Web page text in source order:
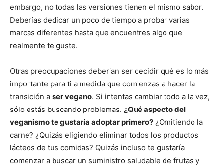
embargo, no todas las versiones tienen el mismo sabor.
Deberías dedicar un poco de tiempo a probar varias
marcas diferentes hasta que encuentres algo que
realmente te guste.
Otras preocupaciones deberían ser decidir qué es lo más
importante para ti a medida que comienzas a hacer la
transición a ser vegano. Si intentas cambiar todo a la vez,
sólo estás buscando problemas. ¿Qué aspecto del
veganismo te gustaría adoptar primero? ¿Omitiendo la
carne? ¿Quizás eligiendo eliminar todos los productos
lácteos de tus comidas? Quizás incluso te gustaría
comenzar a buscar un suministro saludable de frutas y